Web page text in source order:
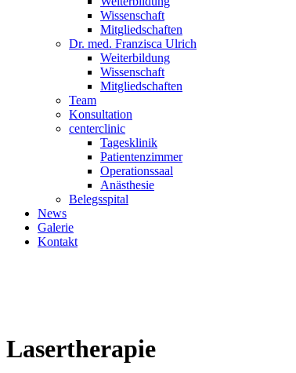
Wissenschaft
Mitgliedschaften
Dr. med. Franzisca Ulrich
Weiterbildung
Wissenschaft
Mitgliedschaften
Team
Konsultation
centerclinic
Tagesklinik
Patientenzimmer
Operationssaal
Anästhesie
Belegsspital
News
Galerie
Kontakt
Lasertherapie